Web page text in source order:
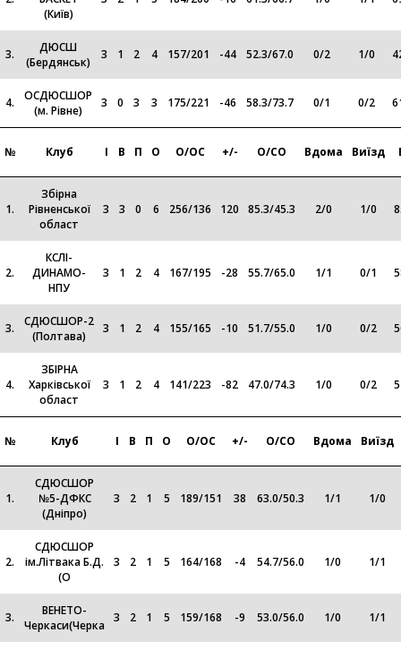
(Київ)
3.
ДЮСШ
(Бердянськ)
3 1 2 4 157/201 -44 52.3/67.0 0/2 1/0
4.
ОСДЮСШОР
(м. Рівне)
3 0 3 3 175/221 -46 58.3/73.7 0/1 0/2
№ Клуб І В П О О/ОС +/- О/СО Вдома Виїзд
1.
Збірна
Рівненської
област
3 3 0 6 256/136 120 85.3/45.3 2/0 1/0
2.
КСЛІ-
ДИНАМО-
НПУ
3 1 2 4 167/195 -28 55.7/65.0 1/1 0/1
3.
СДЮСШОР-2
(Полтава)
3 1 2 4 155/165 -10 51.7/55.0 1/0 0/2
4.
ЗБІРНА
Харківської
област
3 1 2 4 141/223 -82 47.0/74.3 1/0 0/2
№ Клуб І В П О О/ОС +/- О/СО Вдома Виїзд
1.
СДЮСШОР
№5-ДФКС
(Дніпро)
3 2 1 5 189/151 38 63.0/50.3 1/1 1/0
2.
CДЮСШОР
ім.Літвака Б.Д.
(О
3 2 1 5 164/168 -4 54.7/56.0 1/0 1/1
3.
ВЕНЕТО-
Черкаси(Черка
3 2 1 5 159/168 -9 53.0/56.0 1/0 1/1